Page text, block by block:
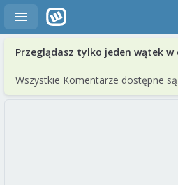
Przeglądasz tylko jeden wątek w
Wszystkie Komentarze dostępne